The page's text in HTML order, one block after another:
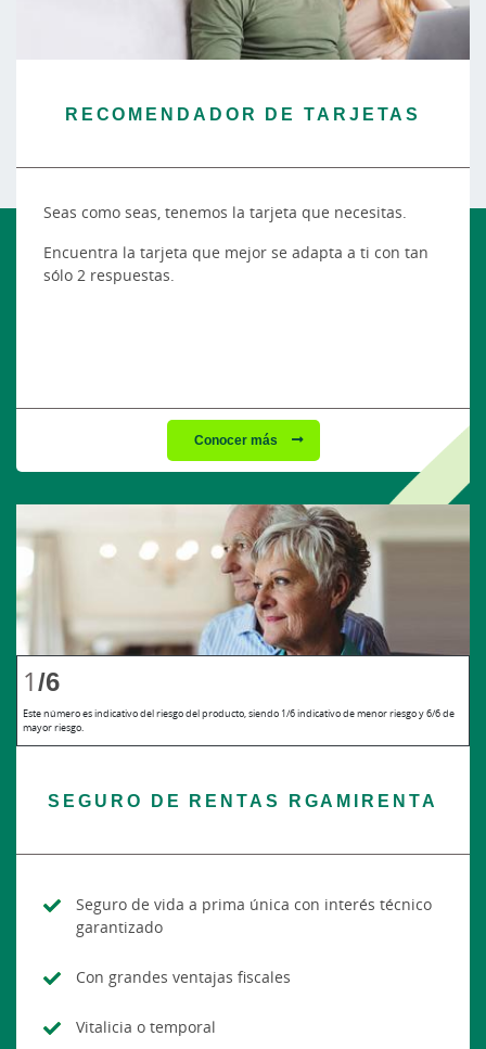
RECOMENDADOR DE TARJETAS
Seas como seas, tenemos la tarjeta que necesitas.
Encuentra la tarjeta que mejor se adapta a ti con tan
sólo 2 respuestas.
Conocer más
1/6
Este número es indicativo del riesgo del producto, siendo 1/6 indicativo de menor riesgo y 6/6 de
mayor riesgo.
SEGURO DE RENTAS RGAMIRENTA
Seguro de vida a prima única con interés técnico
garantizado
Con grandes ventajas fiscales
Vitalicia o temporal